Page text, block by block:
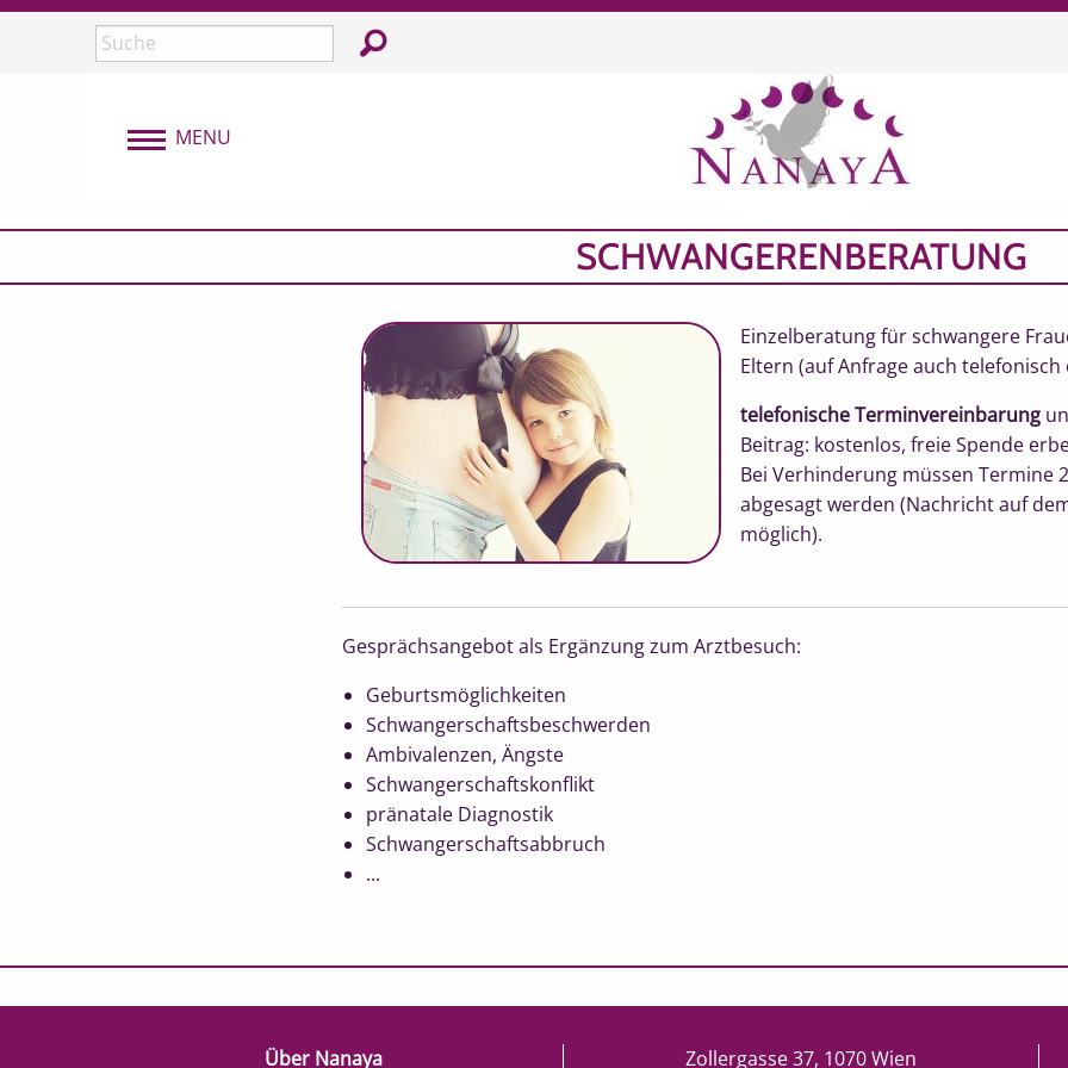
Überspringen und zum Inhalt
Seite durchsuchen:
In der Webseite suchen
MENU MENU
SCHWANGERENBERATUNG
Einzelberatung für schwangere
Eltern (auf Anfrage auch
telefonische Terminvereinbarung
Beitrag: kostenlos, freie Spende
Bei Verhinderung müssen Termine
abgesagt werden (Nachricht auf
möglich).
Gesprächsangebot als Ergänzung zum Arztbesuch:
Geburtsmöglichkeiten
Schwangerschaftsbeschwerden
Ambivalenzen, Ängste
Schwangerschaftskonflikt
pränatale Diagnostik
Schwangerschaftsabbruch
...
Über Nanaya Zollergasse 37, 1070 Wien